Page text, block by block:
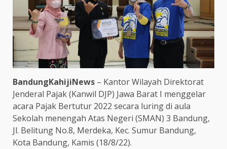
BandungKahijiNews – Kantor Wilayah Direktorat
Jenderal Pajak (Kanwil DJP) Jawa Barat I menggelar
acara Pajak Bertutur 2022 secara luring di aula
Sekolah menengah Atas Negeri (SMAN) 3 Bandung,
Jl. Belitung No.8, Merdeka, Kec. Sumur Bandung,
Kota Bandung, Kamis (18/8/22).